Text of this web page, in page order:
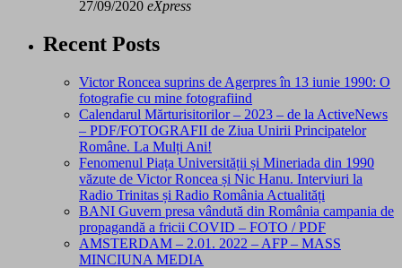
27/09/2020 eXpress
Recent Posts
Victor Roncea suprins de Agerpres în 13 iunie 1990: O
fotografie cu mine fotografiind
Calendarul Mărturisitorilor – 2023 – de la ActiveNews
– PDF/FOTOGRAFII de Ziua Unirii Principatelor
Române. La Mulți Ani!
Fenomenul Piața Universității și Mineriada din 1990
văzute de Victor Roncea și Nic Hanu. Interviuri la
Radio Trinitas și Radio România Actualități
BANI Guvern presa vândută din România campania de
propagandă a fricii COVID – FOTO / PDF
AMSTERDAM – 2.01. 2022 – AFP – MASS
MINCIUNA MEDIA